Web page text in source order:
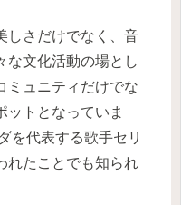
しさだけでなく、音
な文化活動の場とし
ミュニティだけでな
ットとなっていま
を代表する歌手セリ
れたことでも知られ